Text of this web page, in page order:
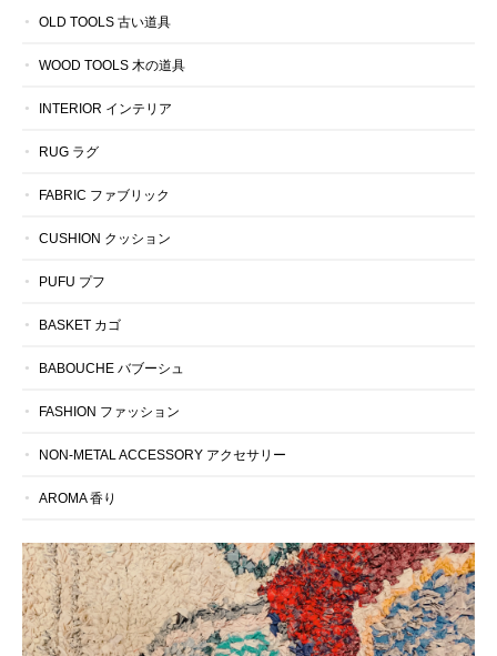
OLD TOOLS 古い道具
WOOD TOOLS 木の道具
INTERIOR インテリア
RUG ラグ
FABRIC ファブリック
CUSHION クッション
PUFU プフ
BASKET カゴ
BABOUCHE バブーシュ
FASHION ファッション
NON-METAL ACCESSORY アクセサリー
AROMA 香り